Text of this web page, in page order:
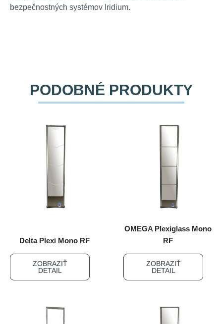
bezpečnostných systémov Iridium.
PODOBNÉ PRODUKTY
Delta Plexi Mono RF
ZOBRAZIŤ
DETAIL
OMEGA Plexiglass Mono
RF
ZOBRAZIŤ
DETAIL